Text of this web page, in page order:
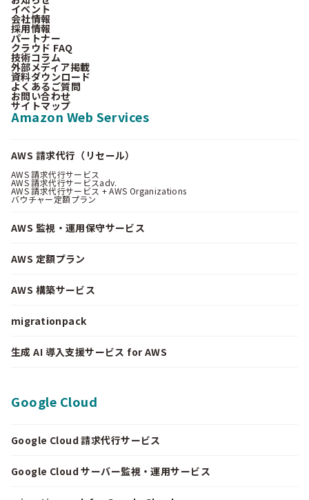
イベント
会社情報
採用情報
パートナー
クラウド FAQ
技術コラム
外部メディア掲載
資料ダウンロード
よくあるご質問
お問い合わせ
サイトマップ
Amazon Web Services
AWS 請求代行（リセール）
AWS 請求代行サービス
AWS 請求代行サービスadv.
AWS 請求代行サービス + AWS Organizations
バウチャー定額プラン
AWS 監視・運用保守サービス
AWS 定額プラン
AWS 構築サービス
migrationpack
生成 AI 導入支援サービス for AWS
Google Cloud
Google Cloud 請求代行サービス
Google Cloud サーバー監視・運用サービス